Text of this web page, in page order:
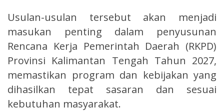
Usulan-usulan tersebut akan menjadi
masukan penting dalam penyusunan
Rencana Kerja Pemerintah Daerah (RKPD)
Provinsi Kalimantan Tengah Tahun 2027,
memastikan program dan kebijakan yang
dihasilkan tepat sasaran dan sesuai
kebutuhan masyarakat.